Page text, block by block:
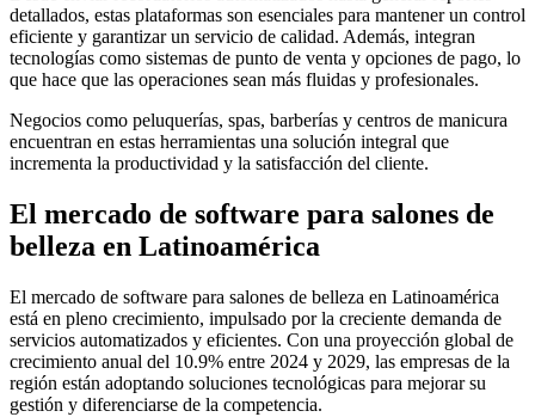
detallados, estas plataformas son esenciales para mantener un control
eficiente y garantizar un servicio de calidad. Además, integran
tecnologías como sistemas de punto de venta y opciones de pago, lo
que hace que las operaciones sean más fluidas y profesionales.
Negocios como peluquerías, spas, barberías y centros de manicura
encuentran en estas herramientas una solución integral que
incrementa la productividad y la satisfacción del cliente.
El mercado de software para salones de
belleza en Latinoamérica
El mercado de software para salones de belleza en Latinoamérica
está en pleno crecimiento, impulsado por la creciente demanda de
servicios automatizados y eficientes. Con una proyección global de
crecimiento anual del 10.9% entre 2024 y 2029, las empresas de la
región están adoptando soluciones tecnológicas para mejorar su
gestión y diferenciarse de la competencia.